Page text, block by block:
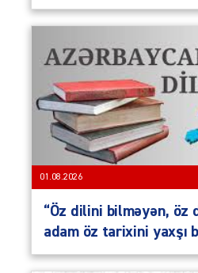
01.08.2026
“Öz dilini bilməyən, öz
adam öz tarixini yaxşı